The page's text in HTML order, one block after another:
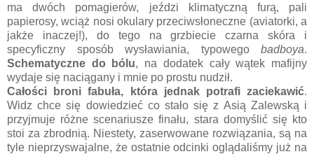
ma dwóch pomagierów, jeździ klimatyczną furą, pali
papierosy, wciąż nosi okulary przeciwsłoneczne (aviatorki, a
jakże inaczej!), do tego na grzbiecie czarna skóra i
specyficzny sposób wysławiania, typowego badboya.
Schematyczne do bólu, na dodatek cały wątek mafijny
wydaje się naciągany i mnie po prostu nudził.
Całości broni fabuła, która jednak potrafi zaciekawić.
Widz chce się dowiedzieć co stało się z Asią Zalewską i
przyjmuje różne scenariusze finału, stara domyślić się kto
stoi za zbrodnią. Niestety, zaserwowane rozwiązania, są na
tyle nieprzyswajalne, że ostatnie odcinki oglądaliśmy już na